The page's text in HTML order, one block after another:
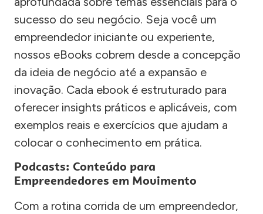
sucesso do seu negócio. Seja você um
empreendedor iniciante ou experiente,
nossos eBooks cobrem desde a concepção
da ideia de negócio até a expansão e
inovação. Cada ebook é estruturado para
oferecer insights práticos e aplicáveis, com
exemplos reais e exercícios que ajudam a
colocar o conhecimento em prática.
Podcasts: Conteúdo para
Empreendedores em Movimento
Com a rotina corrida de um empreendedor,